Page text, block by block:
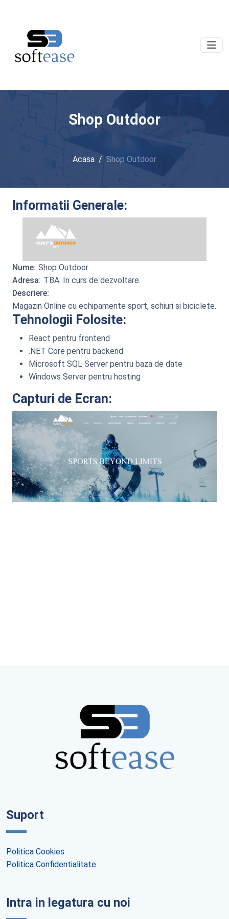
Shop Outdoor
Acasa / Shop Outdoor
Informatii Generale:
Nume: Shop Outdoor
Adresa: TBA: In curs de dezvoltare.
Descriere:
Magazin Online cu echipamente sport, schiuri si biciclete.
Tehnologii Folosite:
React pentru frontend
.NET Core pentru backend
Microsoft SQL Server pentru baza de date
Windows Server pentru hosting
Capturi de Ecran:
Suport
Politica Cookies
Politica Confidentialitate
Intra in legatura cu noi